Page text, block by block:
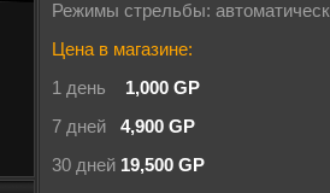
Режимы стрельбы:
Цена в магазине:
1 день
1,000 GP
7 дней 4,900 GP
30 дней 19,500 GP